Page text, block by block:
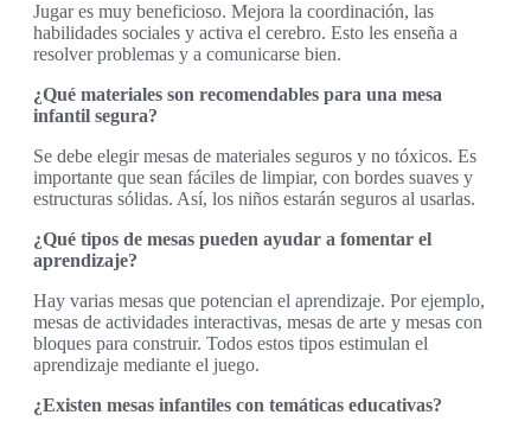
Jugar es muy beneficioso. Mejora la coordinación, las
habilidades sociales y activa el cerebro. Esto les enseña a
resolver problemas y a comunicarse bien.
¿Qué materiales son recomendables para una mesa
infantil segura?
Se debe elegir mesas de materiales seguros y no tóxicos. Es
importante que sean fáciles de limpiar, con bordes suaves y
estructuras sólidas. Así, los niños estarán seguros al usarlas.
¿Qué tipos de mesas pueden ayudar a fomentar el
aprendizaje?
Hay varias mesas que potencian el aprendizaje. Por ejemplo,
mesas de actividades interactivas, mesas de arte y mesas con
bloques para construir. Todos estos tipos estimulan el
aprendizaje mediante el juego.
¿Existen mesas infantiles con temáticas educativas?